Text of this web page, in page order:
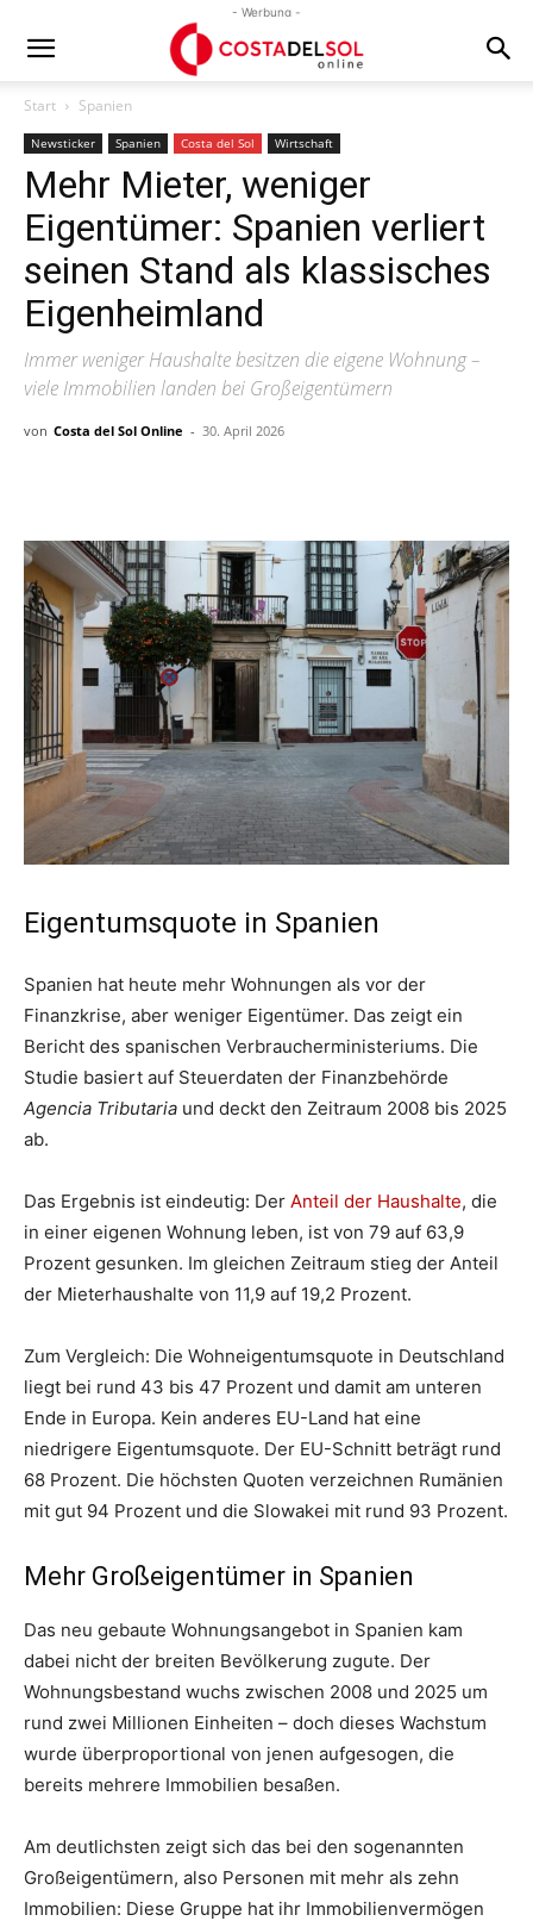
- Werbung -
Start Spanien
Newsticker Spanien Costa del Sol Wirtschaft
Mehr Mieter, weniger
Eigentümer: Spanien verliert
seinen Stand als klassisches
Eigenheimland
Immer weniger Haushalte besitzen die eigene Wohnung –
viele Immobilien landen bei Großeigentümern
von Costa del Sol Online - 30. April 2026
Eigentumsquote in Spanien
Spanien hat heute mehr Wohnungen als vor der
Finanzkrise, aber weniger Eigentümer. Das zeigt ein
Bericht des spanischen Verbraucherministeriums. Die
Studie basiert auf Steuerdaten der Finanzbehörde
Agencia Tributaria und deckt den Zeitraum 2008 bis 2025
ab.
Das Ergebnis ist eindeutig: Der Anteil der Haushalte, die
in einer eigenen Wohnung leben, ist von 79 auf 63,9
Prozent gesunken. Im gleichen Zeitraum stieg der Anteil
der Mieterhaushalte von 11,9 auf 19,2 Prozent.
Zum Vergleich: Die Wohneigentumsquote in Deutschland
liegt bei rund 43 bis 47 Prozent und damit am unteren
Ende in Europa. Kein anderes EU-Land hat eine
niedrigere Eigentumsquote. Der EU-Schnitt beträgt rund
68 Prozent. Die höchsten Quoten verzeichnen Rumänien
mit gut 94 Prozent und die Slowakei mit rund 93 Prozent.
Mehr Großeigentümer in Spanien
Das neu gebaute Wohnungsangebot in Spanien kam
dabei nicht der breiten Bevölkerung zugute. Der
Wohnungsbestand wuchs zwischen 2008 und 2025 um
rund zwei Millionen Einheiten – doch dieses Wachstum
wurde überproportional von jenen aufgesogen, die
bereits mehrere Immobilien besaßen.
Am deutlichsten zeigt sich das bei den sogenannten
Großeigentümern, also Personen mit mehr als zehn
Immobilien: Diese Gruppe hat ihr Immobilienvermögen